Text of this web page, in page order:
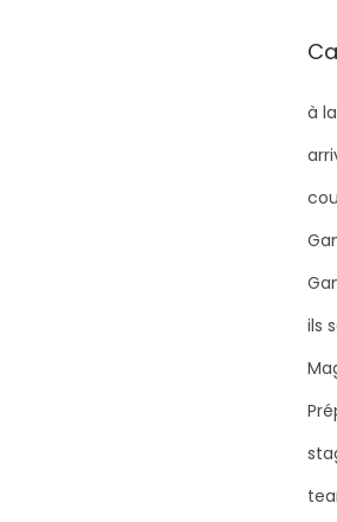
à
ils